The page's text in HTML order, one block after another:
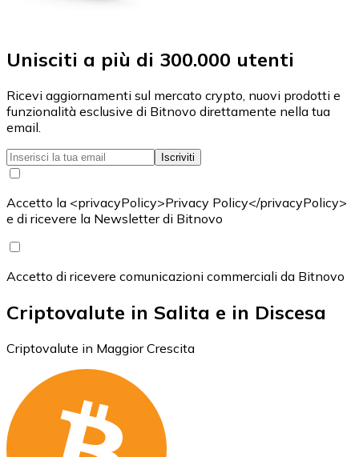
Unisciti a più di 300.000 utenti
Ricevi aggiornamenti sul mercato crypto, nuovi prodotti e
funzionalità esclusive di Bitnovo direttamente nella tua
email.
Iscriviti
Accetto la <privacyPolicy>Privacy Policy</privacyPolicy>
e di ricevere la Newsletter di Bitnovo
Accetto di ricevere comunicazioni commerciali da Bitnovo
Criptovalute in Salita e in Discesa
Criptovalute in Maggior Crescita